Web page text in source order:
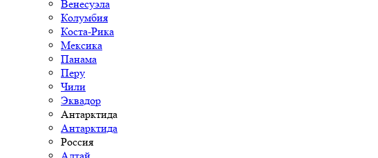
Венесуэла
Колумбия
Коста-Рика
Мексика
Панама
Перу
Чили
Эквадор
Антарктида
Антарктида
Россия